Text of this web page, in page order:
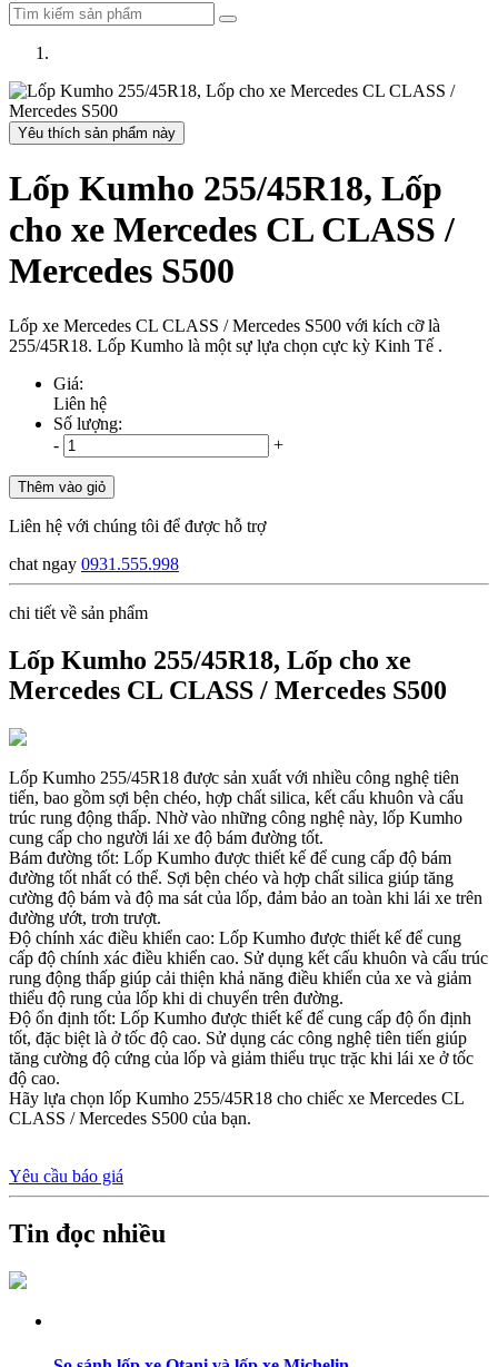
Yêu thích sản phẩm này
Lốp Kumho 255/45R18, Lốp
cho xe Mercedes CL CLASS /
Mercedes S500
Lốp xe Mercedes CL CLASS / Mercedes S500 với kích cỡ là
255/45R18. Lốp Kumho là một sự lựa chọn cực kỳ Kinh Tế .
Giá:
Liên hệ
Số lượng:
-
+
Thêm vào giỏ
Liên hệ với chúng tôi để được hỗ trợ
chat ngay 0931.555.998
chi tiết về sản phẩm
Lốp Kumho 255/45R18, Lốp cho xe
Mercedes CL CLASS / Mercedes S500
Lốp Kumho 255/45R18 được sản xuất với nhiều công nghệ tiên
tiến, bao gồm sợi bện chéo, hợp chất silica, kết cấu khuôn và cấu
trúc rung động thấp. Nhờ vào những công nghệ này, lốp Kumho
cung cấp cho người lái xe độ bám đường tốt.
Bám đường tốt: Lốp Kumho được thiết kế để cung cấp độ bám
đường tốt nhất có thể. Sợi bện chéo và hợp chất silica giúp tăng
cường độ bám và độ ma sát của lốp, đảm bảo an toàn khi lái xe trên
đường ướt, trơn trượt.
Độ chính xác điều khiển cao: Lốp Kumho được thiết kế để cung
cấp độ chính xác điều khiển cao. Sử dụng kết cấu khuôn và cấu trúc
rung động thấp giúp cải thiện khả năng điều khiển của xe và giảm
thiểu độ rung của lốp khi di chuyển trên đường.
Độ ổn định tốt: Lốp Kumho được thiết kế để cung cấp độ ổn định
tốt, đặc biệt là ở tốc độ cao. Sử dụng các công nghệ tiên tiến giúp
tăng cường độ cứng của lốp và giảm thiểu trục trặc khi lái xe ở tốc
độ cao.
Hãy lựa chọn lốp Kumho 255/45R18 cho chiếc xe Mercedes CL
CLASS / Mercedes S500 của bạn.
Yêu cầu báo giá
Tin đọc nhiều